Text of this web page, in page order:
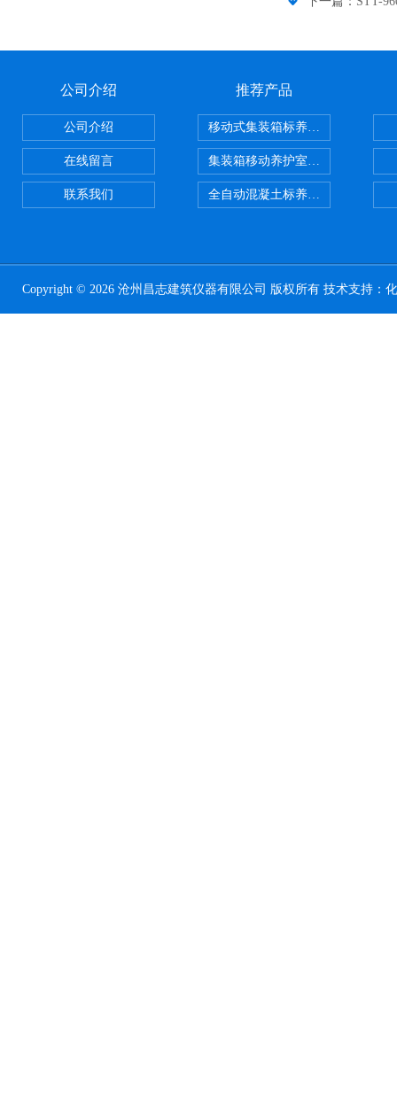
公司介绍
公司介绍
在线留言
联系我们
推荐产品
移动式集装箱标养室 养护室设备
集装箱移动养护室 标养室
全自动混凝土标养室恒温恒湿设备
Copyright © 2026 沧州昌志建筑仪器有限公司 版权所有 技术支持：